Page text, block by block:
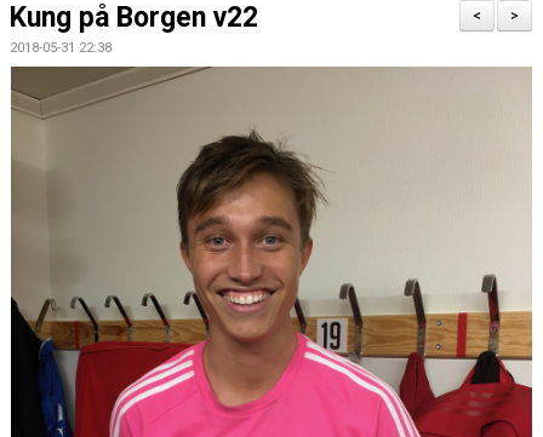
BILDGALLERI
DOKUMENT
DIV 2 NORRLAND HÖST UPPFLYTTNING 2026
>
<
Kung på Borgen v22
2018-05-31 22:38